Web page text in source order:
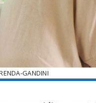
GANDINI